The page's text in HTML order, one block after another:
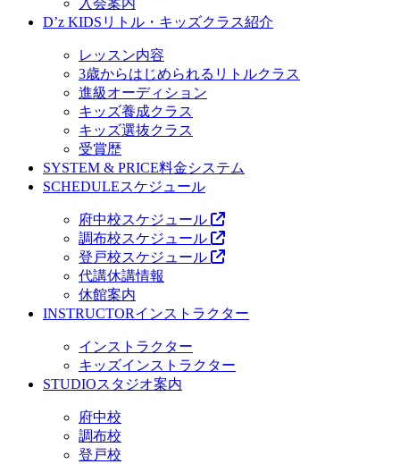
D’z KIDS リトル・キッズクラス紹介
レッスン内容
3歳からはじめられるリトルクラス
進級オーディション
キッズ養成クラス
キッズ選抜クラス
受賞歴
SYSTEM & PRICE料金システム
SCHEDULEスケジュール
府中校スケジュール
調布校スケジュール
登戸校スケジュール
代講休講情報
休館案内
INSTRUCTORインストラクター
インストラクター
キッズインストラクター
STUDIOスタジオ案内
府中校
調布校
登戸校